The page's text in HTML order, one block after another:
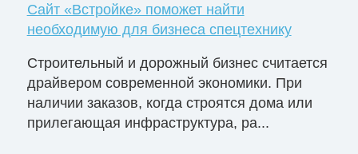
Сайт «Встройке» поможет найти
необходимую для бизнеса спецтехнику
Строительный и дорожный бизнес считается
драйвером современной экономики. При
наличии заказов, когда строятся дома или
прилегающая инфраструктура, ра...